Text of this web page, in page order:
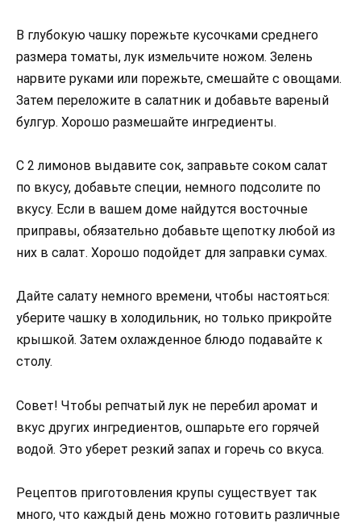
В глубокую чашку порежьте кусочками среднего
размера томаты, лук измельчите ножом. Зелень
нарвите руками или порежьте, смешайте с овощами.
Затем переложите в салатник и добавьте вареный
булгур. Хорошо размешайте ингредиенты.
С 2 лимонов выдавите сок, заправьте соком салат
по вкусу, добавьте специи, немного подсолите по
вкусу. Если в вашем доме найдутся восточные
приправы, обязательно добавьте щепотку любой из
них в салат. Хорошо подойдет для заправки сумах.
Дайте салату немного времени, чтобы настояться:
уберите чашку в холодильник, но только прикройте
крышкой. Затем охлажденное блюдо подавайте к
столу.
Совет! Чтобы репчатый лук не перебил аромат и
вкус других ингредиентов, ошпарьте его горячей
водой. Это уберет резкий запах и горечь со вкуса.
Рецептов приготовления крупы существует так
много, что каждый день можно готовить различные